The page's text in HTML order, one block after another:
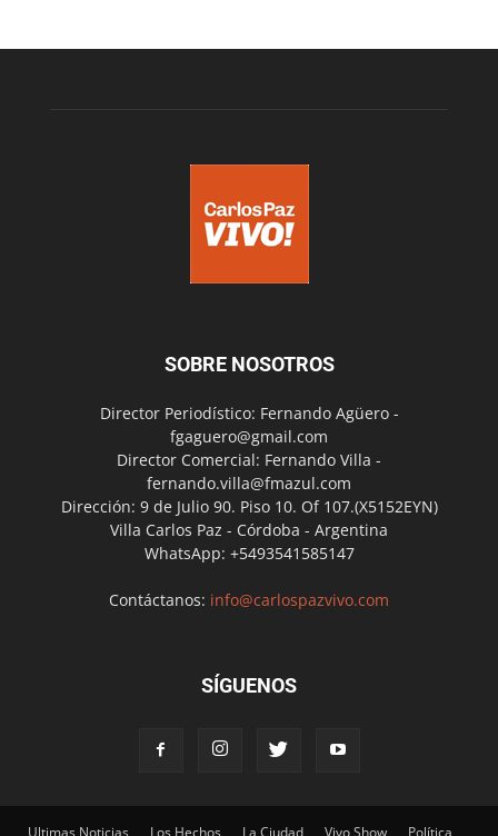
SOBRE NOSOTROS
Director Periodístico: Fernando Agüero -
fgaguero@gmail.com
Director Comercial: Fernando Villa -
fernando.villa@fmazul.com
Dirección: 9 de Julio 90. Piso 10. Of 107.(X5152EYN)
Villa Carlos Paz - Córdoba - Argentina
WhatsApp: +5493541585147
Contáctanos: info@carlospazvivo.com
SÍGUENOS